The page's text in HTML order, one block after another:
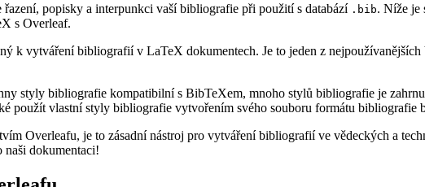
řazení, popisky a interpunkci vaší bibliografie při použití s databází .bib. Níže je
s Overleaf.
k vytváření bibliografií v LaTeX dokumentech. Je to jeden z
styly bibliografie kompatibilní s BibTeXem, mnoho stylů bibliografie je
použít vlastní styly bibliografie vytvořením svého souboru formátu bibliografie
Overleafu, je to zásadní nástroj pro vytváření bibliografií ve vědeckých a
naši dokumentaci!